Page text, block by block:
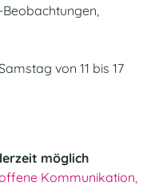
von 11 bis 17
möglich
Kommunikation,